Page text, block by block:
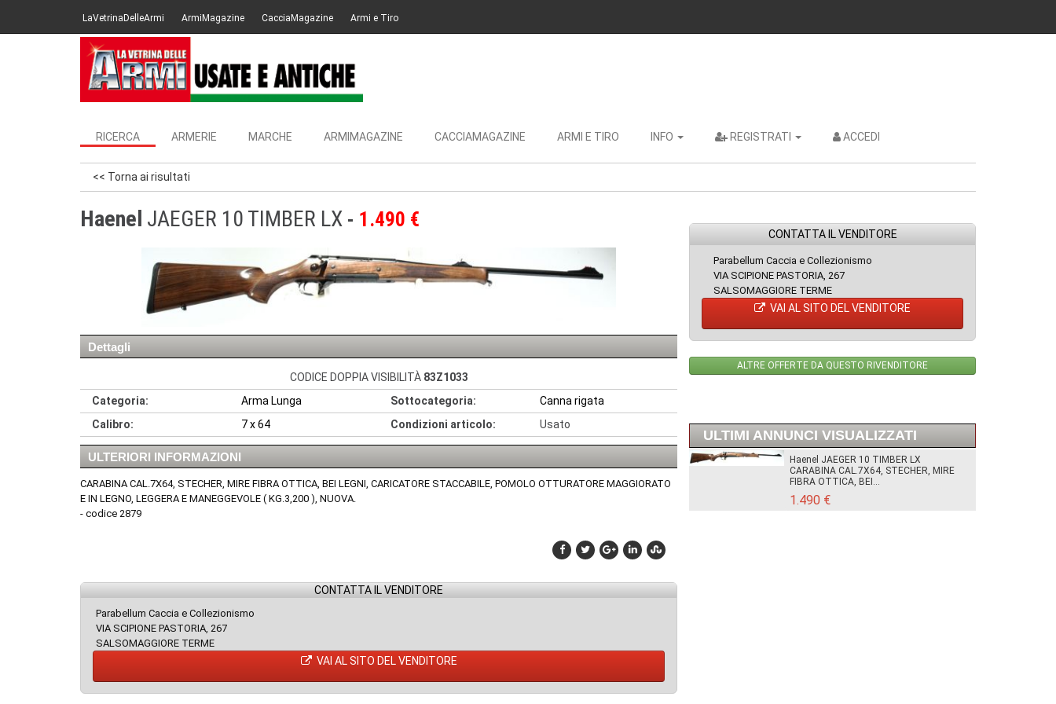
LaVetrinaDelleArmi ArmiMagazine CacciaMagazine Armi e Tiro
RICERCA ARMERIE MARCHE ARMIMAGAZINE CACCIAMAGAZINE ARMI E TIRO INFO REGISTRATI ACCEDI
<< Torna ai risultati
Haenel JAEGER 10 TIMBER LX 1.490 €
Dettagli
CODICE DOPPIA VISIBILITÀ83Z1033
Categoria:
Arma Lunga Sottocategoria:
Canna rigata
Calibro:
7 x 64 Condizioni articolo: Usato
ULTERIORI INFORMAZIONI
CARABINA CAL.7X64, STECHER, MIRE FIBRA OTTICA, BEI LEGNI, CARICATORE STACCABILE, POMOLO OTTURATORE MAGGIORATO
E IN LEGNO, LEGGERA E MANEGGEVOLE ( KG.3,200 ), NUOVA.
- codice 2879
CONTATTA IL VENDITORE
Parabellum Caccia e Collezionismo
VIA SCIPIONE PASTORIA, 267
SALSOMAGGIORE TERME
VAI AL SITO DEL VENDITORE
CONTATTA IL VENDITORE
Parabellum Caccia e Collezionismo
VIA SCIPIONE PASTORIA, 267
SALSOMAGGIORE TERME
VAI AL SITO DEL VENDITORE
ALTRE OFFERTE DA QUESTO RIVENDITORE
ULTIMI ANNUNCI VISUALIZZATI
Haenel JAEGER 10 TIMBER LX
CARABINA CAL.7X64, STECHER, MIRE
FIBRA OTTICA, BEI...
1.490 €